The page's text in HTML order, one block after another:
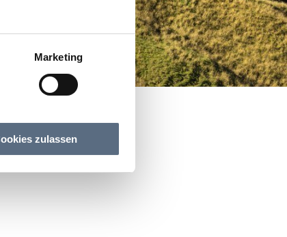
Marketing
zulassen